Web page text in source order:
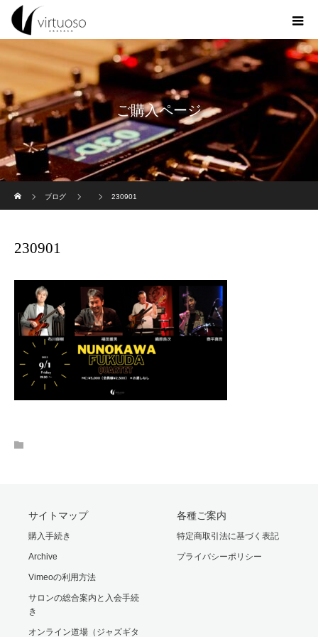
ご購入ページ
ブログ
230901
230901
サイトマップ
購入手続き
Archive
Vimeoの利用方法
サロンの総合案内と入会手続
き
オンライン道場（ジャズギタ
各種ご案内
特定商取引法に基づく表記
プライバシーポリシー